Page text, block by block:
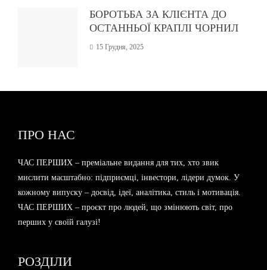
БОРОТЬБА ЗА КЛІЄНТА ДО
ОСТАННЬОЇ КРАПЛІ ЧОРНИЛ
15 Грудня, 2025
ПРО НАС
ЧАС ПЕРШИХ – преміальне видання для тих, хто звик
мислити масштабно: підприємці, інвестори, лідери думок. У
кожному випуску – досвід, ідеї, аналітика, стиль і мотивація.
ЧАС ПЕРШИХ – проєкт про людей, що змінюють світ, про
перших у своїй галузі!
РОЗДІЛИ